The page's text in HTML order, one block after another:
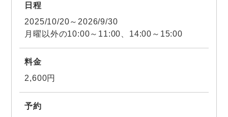
日程
2025/10/20～2026/9/30
月曜以外の10:00～11:00、14:00～15:00
料金
2,600円
予約